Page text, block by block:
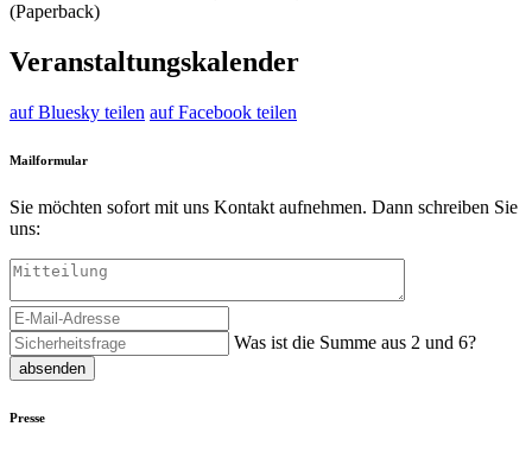
(Paperback)
Veranstaltungskalender
auf Bluesky teilen auf Facebook teilen
Mailformular
Sie möchten sofort mit uns Kontakt aufnehmen. Dann schreiben Sie
uns:
Was ist die Summe aus 2 und 6?
absenden
Presse